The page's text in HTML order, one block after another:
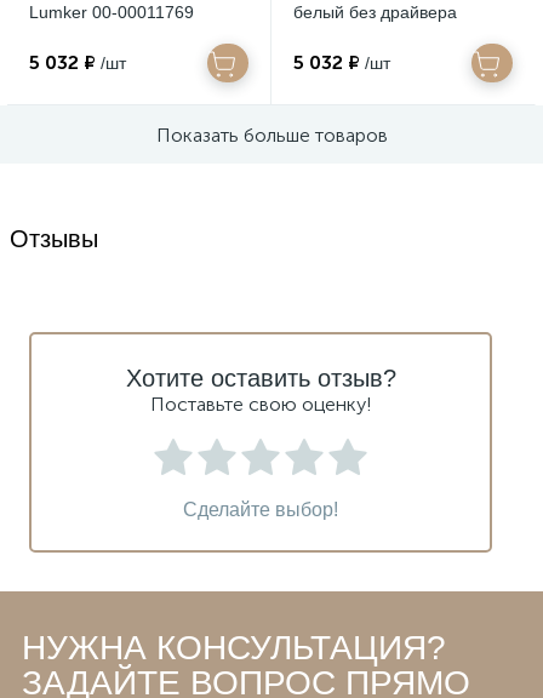
Lumker 00-00011769
5 032 ₽ /шт
белый без драйвера
5 032 ₽ /шт
Показать больше товаров
Отзывы
Хотите оставить отзыв?
Поставьте свою оценку!
Сделайте выбор!
НУЖНА КОНСУЛЬТАЦИЯ?
ЗАДАЙТЕ ВОПРОС ПРЯМО